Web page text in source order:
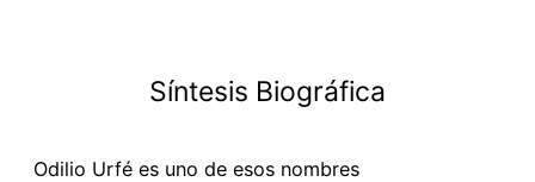
Síntesis Biográfica
Odilio Urfé es uno de esos nombres